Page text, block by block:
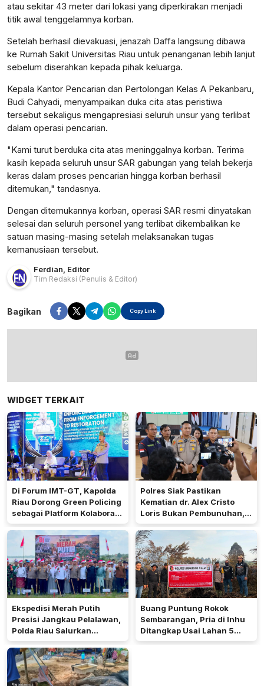
atau sekitar 43 meter dari lokasi yang diperkirakan menjadi
titik awal tenggelamnya korban.
Setelah berhasil dievakuasi, jenazah Daffa langsung dibawa
ke Rumah Sakit Universitas Riau untuk penanganan lebih lanjut
sebelum diserahkan kepada pihak keluarga.
Kepala Kantor Pencarian dan Pertolongan Kelas A Pekanbaru,
Budi Cahyadi, menyampaikan duka cita atas peristiwa
tersebut sekaligus mengapresiasi seluruh unsur yang terlibat
dalam operasi pencarian.
"Kami turut berduka cita atas meninggalnya korban. Terima
kasih kepada seluruh unsur SAR gabungan yang telah bekerja
keras dalam proses pencarian hingga korban berhasil
ditemukan," tandasnya.
Dengan ditemukannya korban, operasi SAR resmi dinyatakan
selesai dan seluruh personel yang terlibat dikembalikan ke
satuan masing-masing setelah melaksanakan tugas
kemanusiaan tersebut.
Ferdian, Editor
Tim Redaksi (Penulis & Editor)
Bagikan Copy Link
WIDGET TERKAIT
Di Forum IMT-GT, Kapolda
Riau Dorong Green Policing
sebagai Platform Kolaborasi
Lindungi Lingkungan
Polres Siak Pastikan
Kematian dr. Alex Cristo
Loris Bukan Pembunuhan,
Ini Hasil Penyelidikannya
Ekspedisi Merah Putih
Presisi Jangkau Pelalawan,
Polda Riau Salurkan
Bantuan hingga Perkuat
Layanan Kepolisian
Buang Puntung Rokok
Sembarangan, Pria di Inhu
Ditangkap Usai Lahan 5
Hektare Terbakar